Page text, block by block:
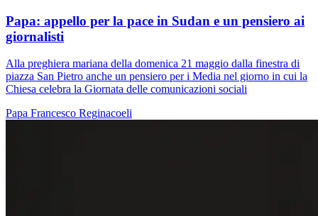
Papa: appello per la pace in Sudan e un pensiero ai
giornalisti
Alla preghiera mariana della domenica 21 maggio dalla finestra di
piazza San Pietro anche un pensiero per i Media nel giorno in cui la
Chiesa celebra la Giornata delle comunicazioni sociali
Papa Francesco Reginacoeli